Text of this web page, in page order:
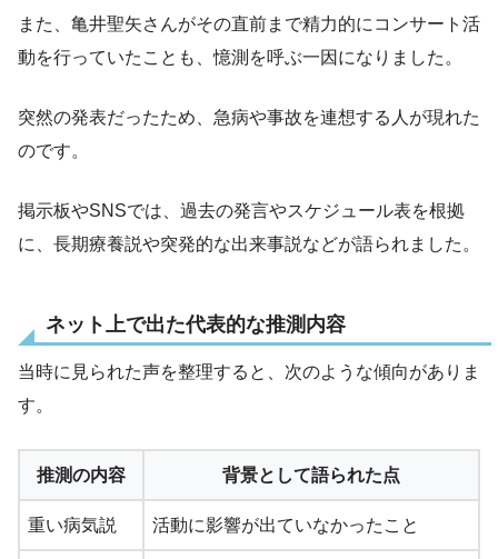
また、亀井聖矢さんがその直前まで精力的にコンサート活
動を行っていたことも、憶測を呼ぶ一因になりました。
突然の発表だったため、急病や事故を連想する人が現れた
のです。
掲示板やSNSでは、過去の発言やスケジュール表を根拠
に、長期療養説や突発的な出来事説などが語られました。
ネット上で出た代表的な推測内容
当時に見られた声を整理すると、次のような傾向がありま
す。
推測の内容 背景として語られた点
重い病気説 活動に影響が出ていなかったこと